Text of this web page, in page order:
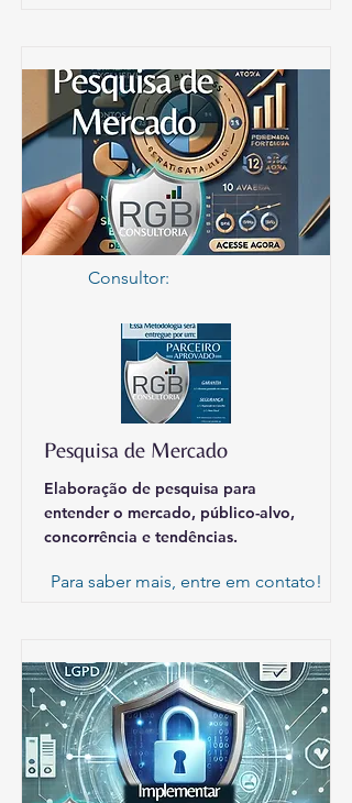
Consultor:
Pesquisa de Mercado
Elaboração de pesquisa para
entender o mercado, público-alvo,
concorrência e tendências.
Para saber mais, entre em contato!